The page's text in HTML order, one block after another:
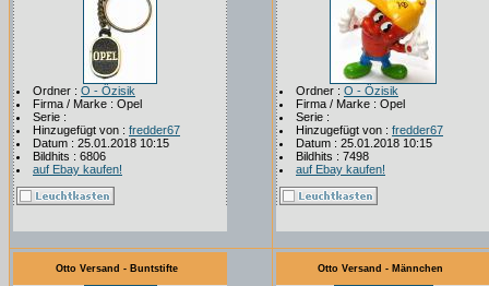
Ordner : O - Özisik
Firma / Marke : Opel
Serie :
Hinzugefügt von : fredder67
Datum : 25.01.2018 10:15
Bildhits : 6806
auf Ebay kaufen!
Ordner : O - Özisik
Firma / Marke : Opel
Serie :
Hinzugefügt von : fredder67
Datum : 25.01.2018 10:15
Bildhits : 7498
auf Ebay kaufen!
Otto Versand - Buntstifte Otto Versand - Männchen